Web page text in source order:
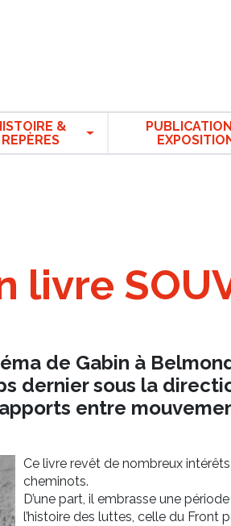
&
REPÈRES
livre
de Gabin à
dernier sous la
entre
Ce livre revêt de nombreux
cheminots.
D’une part, il embrasse une
l’histoire des luttes, celle du Front